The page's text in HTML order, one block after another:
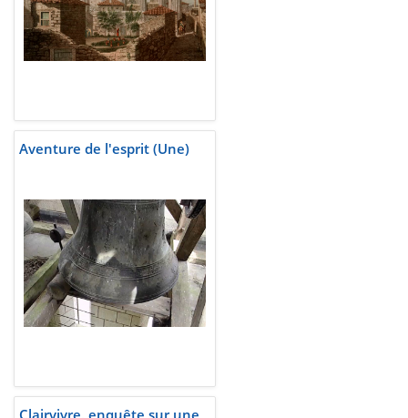
Aventure de l'esprit (Une)